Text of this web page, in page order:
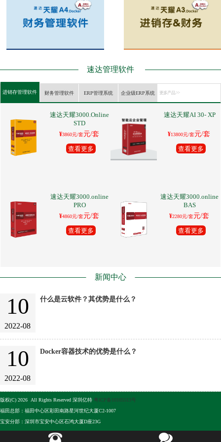
速达管理软件
进销存管理软件 财务管理软件 ERP管理系统 企业级ERP系统 更多产品 >>
速达天耀3000.Online
STD
¥3860元/套元/套
查看更多
速达天耀AI 30- XP
¥13800元/套元/套
查看更多
速达天耀3000.online
PRO
¥4860元/套元/套
查看更多
速达天耀3000.online
BAS
¥2280元/套元/套
查看更多
新闻中心
10
2022-08
什么是云软件？其优势是什么？
10
2022-08
Docker容器技术的优势是什么？
版权(C) 2026 All Rights Reserved 深圳亿特 粤ICP备10105513号
福田总部：福田中心区彩田南路星河世纪大厦C2-1007
宝安分部：深圳市宝安中心区石鸿大厦D座23G